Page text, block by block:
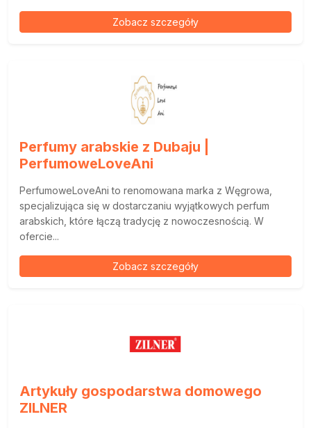
Zobacz szczegóły
Perfumy arabskie z Dubaju |
PerfumoweLoveAni
PerfumoweLoveAni to renomowana marka z Węgrowa,
specjalizująca się w dostarczaniu wyjątkowych perfum
arabskich, które łączą tradycję z nowoczesnością. W
ofercie...
Zobacz szczegóły
Artykuły gospodarstwa domowego
ZILNER